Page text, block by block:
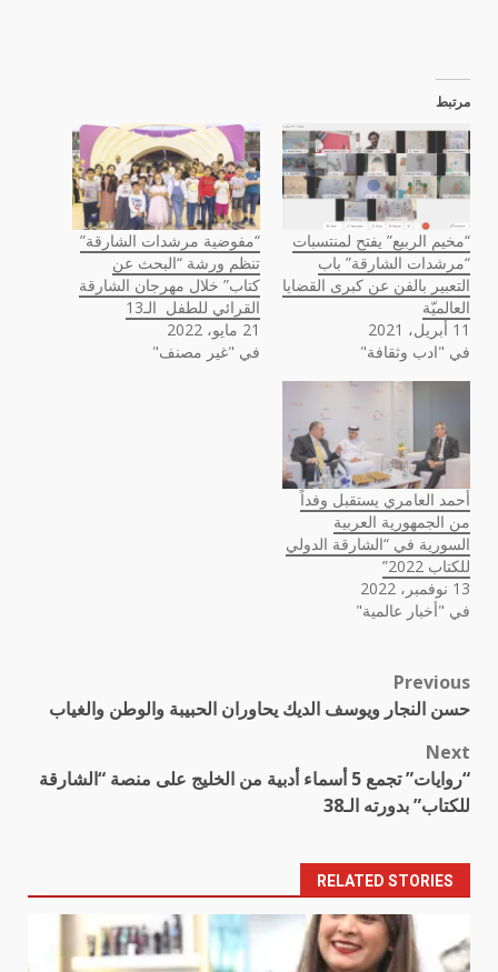
مرتبط
“مخيم الربيع” يفتح لمنتسبات
“مرشدات الشارقة” باب
التعبير بالفن عن كبرى القضايا
العالميّة
11 أبريل، 2021
في "ادب وثقافة"
“مفوضية مرشدات الشارقة”
تنظم ورشة “البحث عن
كتاب” خلال مهرجان الشارقة
القرائي للطفل الـ13
21 مايو، 2022
في "غير مصنف"
أحمد العامري يستقبل وفداً
من الجمهورية العربية
السورية في “الشارقة الدولي
للكتاب 2022”
13 نوفمبر، 2022
في "أخبار عالمية"
Post
navigation
Previous
حسن النجار ويوسف الديك يحاوران الحبيبة والوطن والغياب
Next
“روايات” تجمع 5 أسماء أدبية من الخليج على منصة “الشارقة
للكتاب” بدورته الـ38
RELATED STORIES